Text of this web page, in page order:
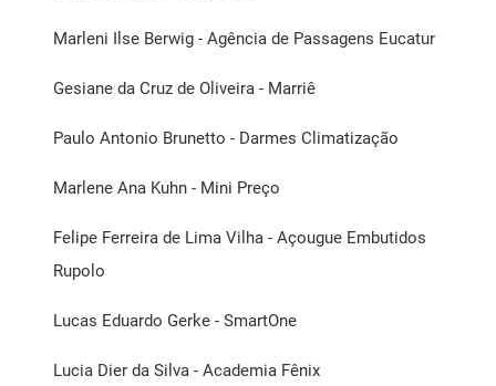
Marleni Ilse Berwig - Agência de Passagens Eucatur
Gesiane da Cruz de Oliveira - Marriê
Paulo Antonio Brunetto - Darmes Climatização
Marlene Ana Kuhn - Mini Preço
Felipe Ferreira de Lima Vilha - Açougue Embutidos
Rupolo
Lucas Eduardo Gerke - SmartOne
Lucia Dier da Silva - Academia Fênix